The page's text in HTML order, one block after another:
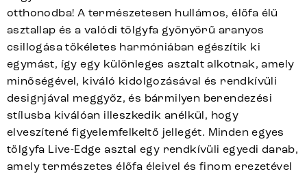
otthonodba! A természetesen hullámos, élőfa élű
asztallap és a valódi tölgyfa gyönyörű aranyos
csillogása tökéletes harmóniában egészítik ki
egymást, így egy különleges asztalt alkotnak, amely
minőségével, kiváló kidolgozásával és rendkívüli
designjával meggyőz, és bármilyen berendezési
stílusba kiválóan illeszkedik anélkül, hogy
elveszítené figyelemfelkeltő jellegét. Minden egyes
tölgyfa Live-Edge asztal egy rendkívüli egyedi darab,
amely természetes élőfa éleivel és finom erezetével